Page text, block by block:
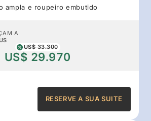
ampla e roupeiro embutido
A
US$ 33.300
US$ 29.970
RESERVE A SUA SUITE